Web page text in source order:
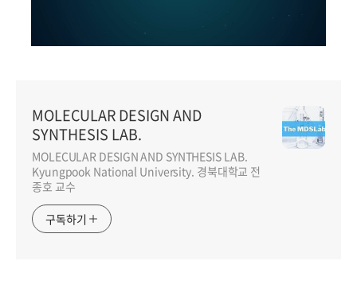
MOLECULAR DESIGN AND
SYNTHESIS LAB.
MOLECULAR DESIGN AND SYNTHESIS LAB.
Kyungpook National University. 경북대학교 전
종호 교수
구독하기